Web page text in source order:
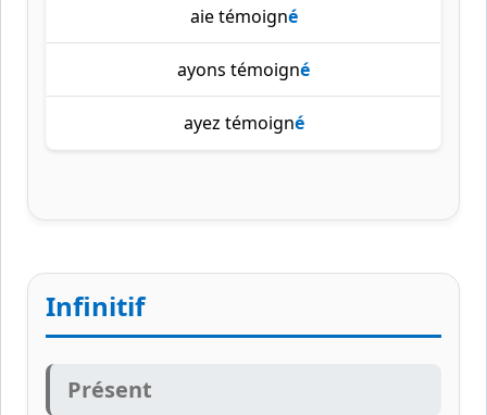
aie témoigné
ayons témoigné
ayez témoigné
Infinitif
Présent